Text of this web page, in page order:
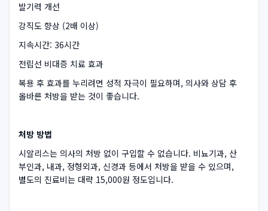
발기력 개선
강직도 향상 (2배 이상)
지속시간: 36시간
전립선 비대증 치료 효과
복용 후 효과를 누리려면 성적 자극이 필요하며, 의사와 상담 후
올바른 처방을 받는 것이 좋습니다.
처방 방법
시알리스는 의사의 처방 없이 구입할 수 없습니다. 비뇨기과, 산
부인과, 내과, 정형외과, 신경과 등에서 처방을 받을 수 있으며,
별도의 진료비는 대략 15,000원 정도입니다.